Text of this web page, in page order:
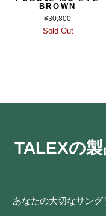
BROWN
¥30,800
Sold Out
TALEXの
あなたの大切なサン